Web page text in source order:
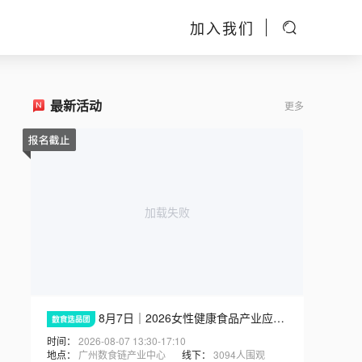
加入我们
最新活动 更多
加载失败
8月7日｜2026女性健康食品产业应用创新论坛，广州现场见
时间：
2026-08-07 13:30-17:10
地点：
广州数食链产业中心 线下： 3094人围观